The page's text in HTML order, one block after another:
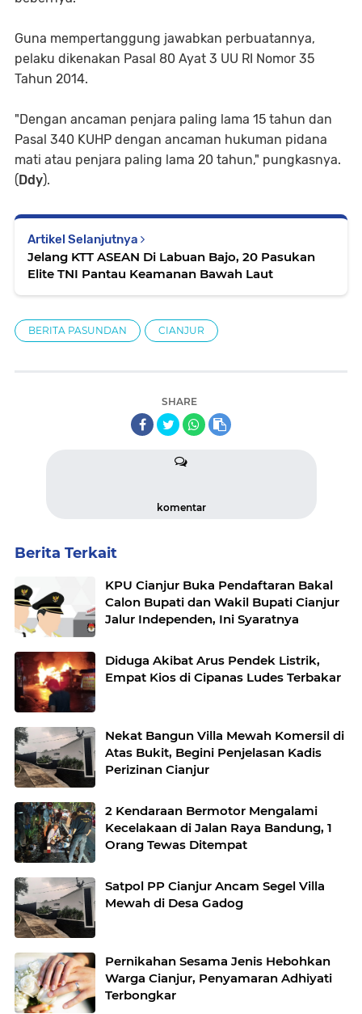
Guna mempertanggung jawabkan perbuatannya,
pelaku dikenakan Pasal 80 Ayat 3 UU RI Nomor 35
Tahun 2014.
"Dengan ancaman penjara paling lama 15 tahun dan
Pasal 340 KUHP dengan ancaman hukuman pidana
mati atau penjara paling lama 20 tahun," pungkasnya.
(Ddy).
Artikel Selanjutnya
Jelang KTT ASEAN Di Labuan Bajo, 20 Pasukan
Elite TNI Pantau Keamanan Bawah Laut
BERITA PASUNDAN CIANJUR
SHARE
komentar
Berita Terkait
KPU Cianjur Buka Pendaftaran Bakal
Calon Bupati dan Wakil Bupati Cianjur
Jalur Independen, Ini Syaratnya
Diduga Akibat Arus Pendek Listrik,
Empat Kios di Cipanas Ludes Terbakar
Nekat Bangun Villa Mewah Komersil di
Atas Bukit, Begini Penjelasan Kadis
Perizinan Cianjur
2 Kendaraan Bermotor Mengalami
Kecelakaan di Jalan Raya Bandung, 1
Orang Tewas Ditempat
Satpol PP Cianjur Ancam Segel Villa
Mewah di Desa Gadog
Pernikahan Sesama Jenis Hebohkan
Warga Cianjur, Penyamaran Adhiyati
Terbongkar